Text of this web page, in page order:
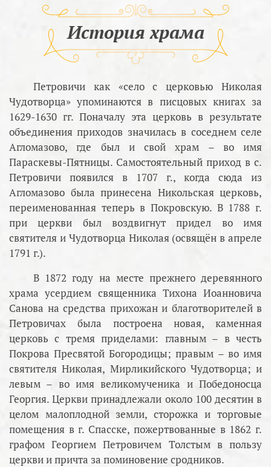
История храма
Петровичи как «село с церковью Николая
Чудотворца» упоминаются в писцовых книгах за
1629-1630 гг. Поначалу эта церковь в результате
объединения приходов значилась в соседнем селе
Агломазово, где был и свой храм – во имя
Параскевы-Пятницы. Самостоятельный приход в с.
Петровичи появился в 1707 г., когда сюда из
Агломазово была принесена Никольская церковь,
переименованная теперь в Покровскую. В 1788 г.
при церкви был воздвигнут придел во имя
святителя и Чудотворца Николая (освящён в апреле
1791 г.).
В 1872 году на месте прежнего деревянного
храма усердием священника Тихона Иоанновича
Санова на средства прихожан и благотворителей в
Петровичах была построена новая, каменная
церковь с тремя приделами: главным – в честь
Покрова Пресвятой Богородицы; правым – во имя
святителя Николая, Мирликийского Чудотворца; и
левым – во имя великомученика и Победоносца
Георгия. Церкви принадлежали около 100 десятин в
целом малоплодной земли, сторожка и торговые
помещения в г. Спасске, пожертвованные в 1862 г.
графом Георгием Петровичем Толстым в пользу
церкви и причта за поминовение сродников.